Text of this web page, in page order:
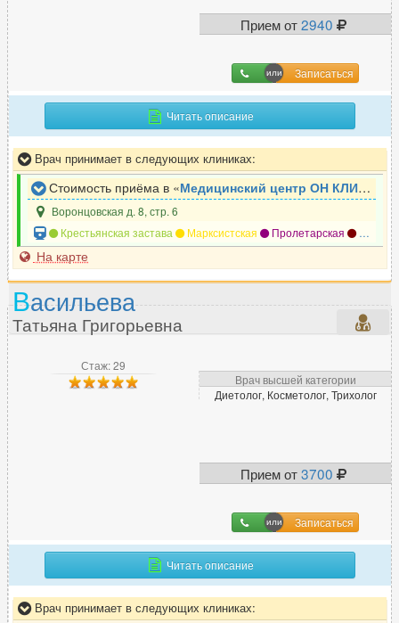
Прием от2940
Записаться
Читать описание
Врач принимает в следующих клиниках:
Стоимость приёма в «Медицинский центр ОН КЛИНИК
Воронцовская д. 8, стр. 6
Крестьянская застава
Марксистская Пролетарская Таганская
На карте
Стаж: 29
Врач высшей категории
Диетолог, Косметолог, Трихолог
Прием от3700
Записаться
Васильева
Татьяна Григорьевна
Читать описание
Врач принимает в следующих клиниках: